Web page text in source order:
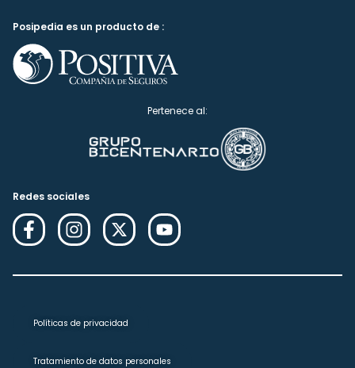
Posipedia es un producto de :
Pertenece al:
Redes sociales
Políticas de privacidad
Tratamiento de datos personales